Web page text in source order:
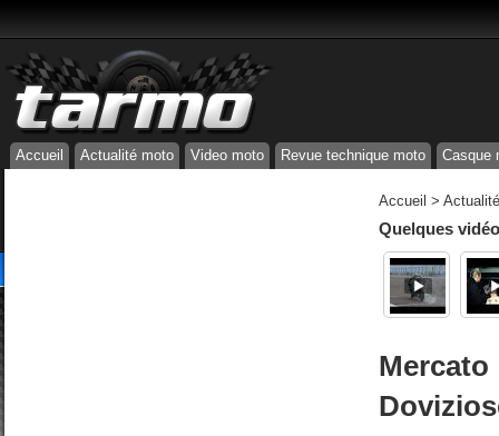
Accueil Actualité moto Video moto Revue technique moto Casque
Accueil >
Quelques
Mercato